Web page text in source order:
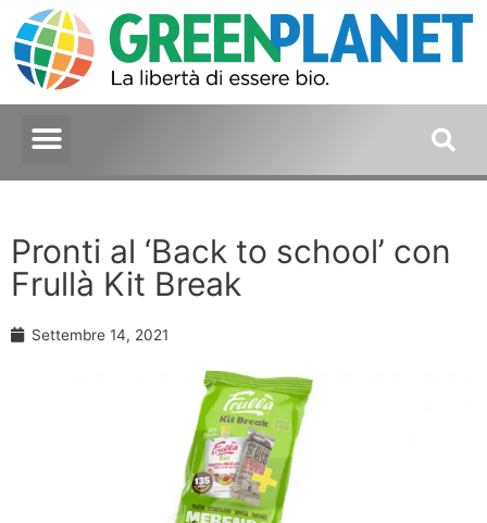
Pronti al ‘Back to school’ con
Frullà Kit Break
Settembre 14, 2021